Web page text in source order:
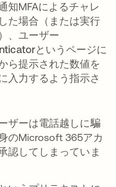
知MFAによるチャレ
た場合（または実行
、ユーザー
というページに
ら提示された数値を
入力するよう指示さ
ザーは電話越しに騙
のMicrosoft 365アカ
認してしまっていま